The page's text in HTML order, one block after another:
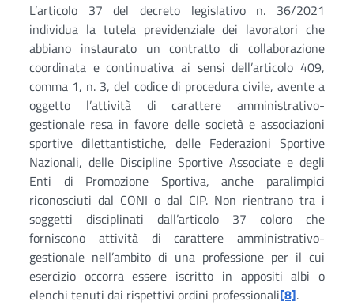
L’articolo 37 del decreto legislativo n. 36/2021
individua la tutela previdenziale dei lavoratori che
abbiano instaurato un contratto di collaborazione
coordinata e continuativa ai sensi dell’articolo 409,
comma 1, n. 3, del codice di procedura civile, avente a
oggetto l’attività di carattere amministrativo-
gestionale resa in favore delle società e associazioni
sportive dilettantistiche, delle Federazioni Sportive
Nazionali, delle Discipline Sportive Associate e degli
Enti di Promozione Sportiva, anche paralimpici
riconosciuti dal CONI o dal CIP. Non rientrano tra i
soggetti disciplinati dall’articolo 37 coloro che
forniscono attività di carattere amministrativo-
gestionale nell’ambito di una professione per il cui
esercizio occorra essere iscritto in appositi albi o
elenchi tenuti dai rispettivi ordini professionali[8].